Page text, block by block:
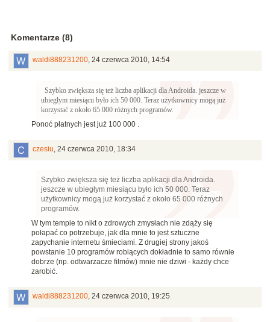
Komentarze (8)
waldi888231200, 24 czerwca 2010, 14:54
Szybko zwiększa się też liczba aplikacji dla Androida. jeszcze w
ubiegłym miesiącu było ich 50 000. Teraz użytkownicy mogą już
korzystać z około 65 000 różnych programów.
Ponoć płatnych jest już 100 000 .
czesiu, 24 czerwca 2010, 18:34
Szybko zwiększa się też liczba aplikacji dla Androida.
jeszcze w ubiegłym miesiącu było ich 50 000. Teraz
użytkownicy mogą już korzystać z około 65 000 różnych
programów.
W tym tempie to nikt o zdrowych zmysłach nie zdąży się
połapać co potrzebuje, jak dla mnie to jest sztuczne
zapychanie internetu śmieciami. Z drugiej strony jakoś
powstanie 10 programów robiących dokładnie to samo równie
dobrze (np. odtwarzacze filmów) mnie nie dziwi - każdy chce
zarobić.
waldi888231200, 24 czerwca 2010, 19:25